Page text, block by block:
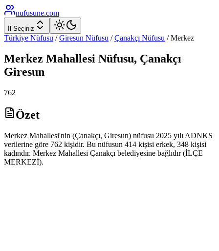
nufusune.com
İl Seçiniz
Türkiye Nüfusu / Giresun Nüfusu / Çanakçı Nüfusu /Merkez
Merkez Mahallesi Nüfusu, Çanakçı
Giresun
762
Özet
Merkez Mahallesi'nin (Çanakçı, Giresun) nüfusu 2025 yılı ADNKS
verilerine göre 762 kişidir. Bu nüfusun 414 kişisi erkek, 348 kişisi
kadındır. Merkez Mahallesi Çanakçı belediyesine bağlıdır (İLÇE
MERKEZİ).